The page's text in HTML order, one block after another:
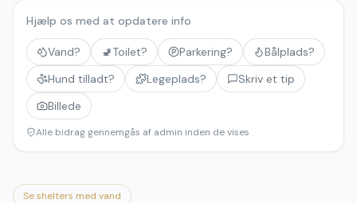
Hjælp os med at opdatere info
Vand? 🚽Toilet? Parkering?
Bålplads?
Hund tilladt?
Legeplads?
Skriv et tip
Billede
Alle bidrag gennemgås af admin inden de vises
Se shelters med vand